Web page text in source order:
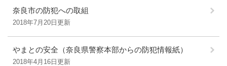
奈良市の防犯への取組
2018年7月20日更新
やまとの安全（奈良県警察本部からの防犯情報紙）
2018年4月16日更新